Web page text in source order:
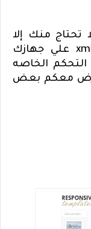
تحتاج منك إلا
تحميل ملف القالب بصيغه الـ xml علي جهازك
التحكم الخاصه
معكم بعض